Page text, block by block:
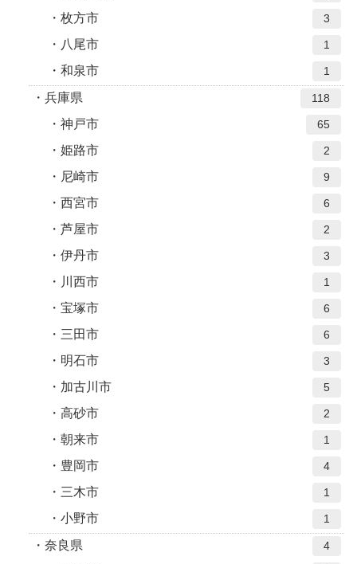
枚方市 3
八尾市 1
和泉市 1
兵庫県 118
神戸市 65
姫路市 2
尼崎市 9
西宮市 6
芦屋市 2
伊丹市 3
川西市 1
宝塚市 6
三田市 6
明石市 3
加古川市 5
高砂市 2
朝来市 1
豊岡市 4
三木市 1
小野市 1
奈良県 4